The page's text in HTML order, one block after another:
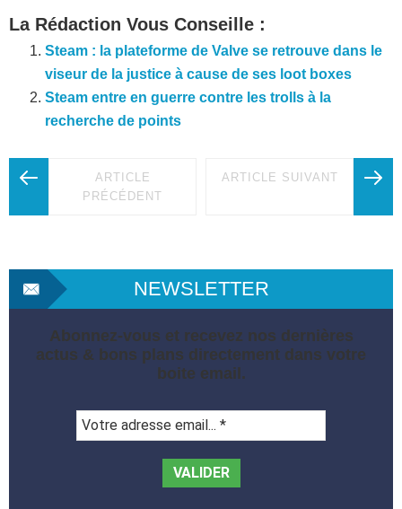
La Rédaction Vous Conseille :
Steam : la plateforme de Valve se retrouve dans le
viseur de la justice à cause de ses loot boxes
Steam entre en guerre contre les trolls à la
recherche de points
ARTICLE
PRÉCÉDENT
ARTICLE SUIVANT
NEWSLETTER
Abonnez-vous et recevez nos dernières
actus & bons plans directement dans votre
boite email.
adresse